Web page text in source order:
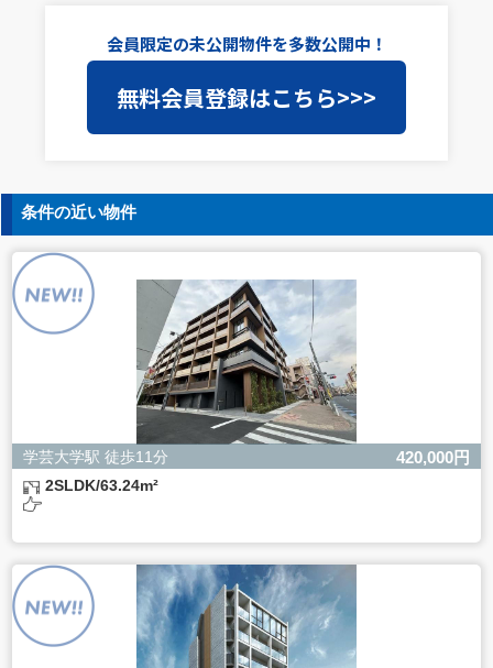
4. 個人情報取扱いの委託
当社は事業運営上、前項利用目的の範囲に限って個人情報
を外部に委託することがあります。この場合、個人情報保
護水準の高い委託先を選定し、個人情報の適正管理・機密
保持についての契約を交わし、適切な管理を実施させま
5. 個人情報の開示等の請求
ご本人様は、当社に対してご自身の個人情報の開示等（利
用目的の通知、開示、内容の訂正・追加・削除、利用の停
止または消去、第三者への提供の停止）に関して、下記の
当社問合わせ窓口に申し出ることができます。その際、当
社はお客様ご本人を確認させていただいたうえで、合理的
な間内に対応いたします。
【お問合せ窓口】
株式会社バレッグス 個人情報問合せ窓口
住所 東京都目黒区鷹番2-5-21
電話 03-3794-1115
お問合せメールアドレス privacy@balleggs.co.jp
受付時間：平日10：30～17：00 ※弊社公休日を除く
よるものです。
ただし、必要な項目をいただけない場合、適切な対応がで
きない場合があります。
会員限定の未公開物件を多数公開中！
無料会員登録はこちら>>>
条件の近い物件
学芸大学駅 徒歩11分 420,000円
2SLDK/63.24m²